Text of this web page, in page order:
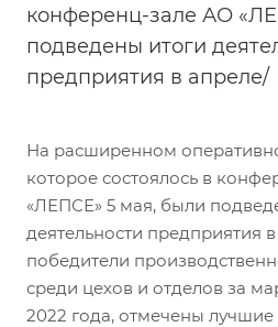
конференц-зале АО
подведены итоги
предприятия в апреле/
На расширенном
которое состоялось в
«ЛЕПСЕ» 5 мая, были
деятельности предприятия
победители
среди цехов и отделов за
2022 года, отмечены